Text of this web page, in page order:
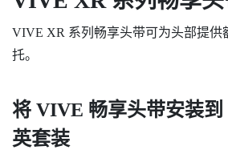
VIVE XR 系列畅享头带可为头部提供
托。
将 VIVE 畅享头带安装到
英套装